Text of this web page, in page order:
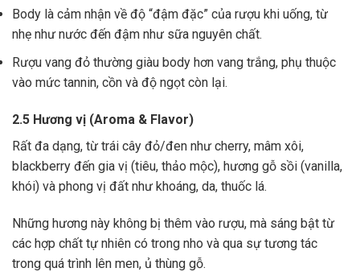
Body là cảm nhận về độ “đậm đặc” của rượu khi uống, từ
nhẹ như nước đến đậm như sữa nguyên chất.
Rượu vang đỏ thường giàu body hơn vang trắng, phụ thuộc
vào mức tannin, cồn và độ ngọt còn lại.
2.5 Hương vị (Aroma & Flavor)
Rất đa dạng, từ trái cây đỏ/đen như cherry, mâm xôi,
blackberry đến gia vị (tiêu, thảo mộc), hương gỗ sồi (vanilla,
khói) và phong vị đất như khoáng, da, thuốc lá.
Những hương này không bị thêm vào rượu, mà sáng bật từ
các hợp chất tự nhiên có trong nho và qua sự tương tác
trong quá trình lên men, ủ thùng gỗ.